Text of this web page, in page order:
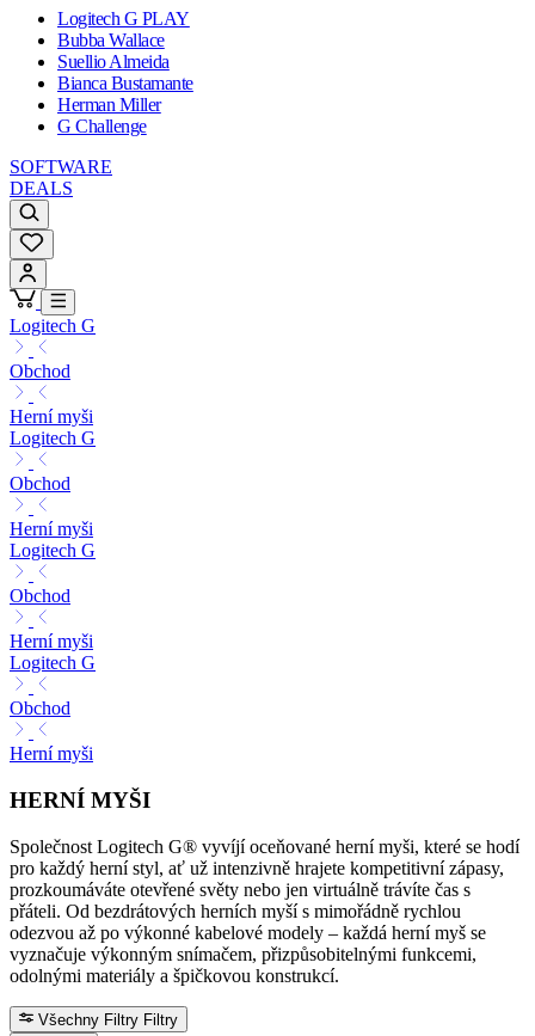
Logitech G PLAY
Bubba Wallace
Suellio Almeida
Bianca Bustamante
Herman Miller
G Challenge
SOFTWARE
DEALS
Logitech G
Obchod
Herní myši
Logitech G
Obchod
Herní myši
Logitech G
Obchod
Herní myši
Logitech G
Obchod
Herní myši
HERNÍ MYŠI
Společnost Logitech G® vyvíjí oceňované herní myši, které se hodí
pro každý herní styl, ať už intenzivně hrajete kompetitivní zápasy,
prozkoumáváte otevřené světy nebo jen virtuálně trávíte čas s
přáteli. Od bezdrátových herních myší s mimořádně rychlou
odezvou až po výkonné kabelové modely – každá herní myš se
vyznačuje výkonným snímačem, přizpůsobitelnými funkcemi,
odolnými materiály a špičkovou konstrukcí.
Všechny Filtry Filtry